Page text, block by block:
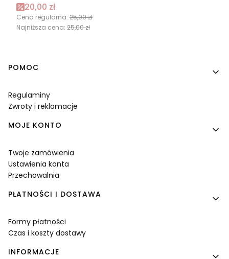
Cena promocyjna
20,00 zł
Cena regularna: 25,00 zł
Najniższa cena: 25,00 zł
Linki w stopce
POMOC
Regulaminy
Zwroty i reklamacje
MOJE KONTO
Twoje zamówienia
Ustawienia konta
Przechowalnia
PŁATNOŚCI I DOSTAWA
Formy płatności
Czas i koszty dostawy
INFORMACJE